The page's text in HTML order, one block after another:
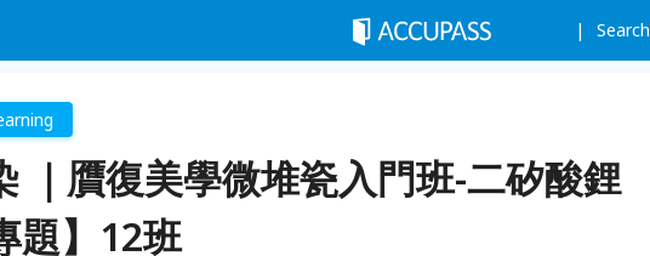
Search
｜贋復美學微堆瓷入門班-二矽酸鋰
題】12班